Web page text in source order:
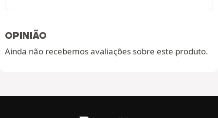
OPINIÃO
Ainda não recebemos avaliações sobre este produto.